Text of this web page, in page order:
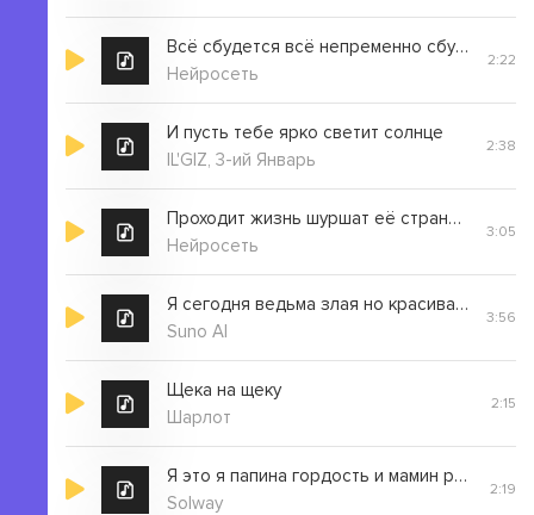
Всё сбудется всё непременно сбудется
Нейросеть
2:22
И пусть тебе ярко светит солнце
IL'GIZ, 3-ий Январь
2:38
Проходит жизнь шуршат её страницы
Нейросеть
3:05
Я сегодня ведьма злая но красивая какая
Suno AI
3:56
Щека на щеку
Шарлот
2:15
Я это я папина гордость и мамин романтик
Solway
2:19